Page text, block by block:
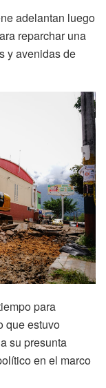
adelantan luego
reparchar una
y avenidas de
para
que estuvo
su presunta
en el marco